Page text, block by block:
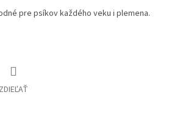
pre psíkov každého veku i plemena.
ZDIEĽAŤ